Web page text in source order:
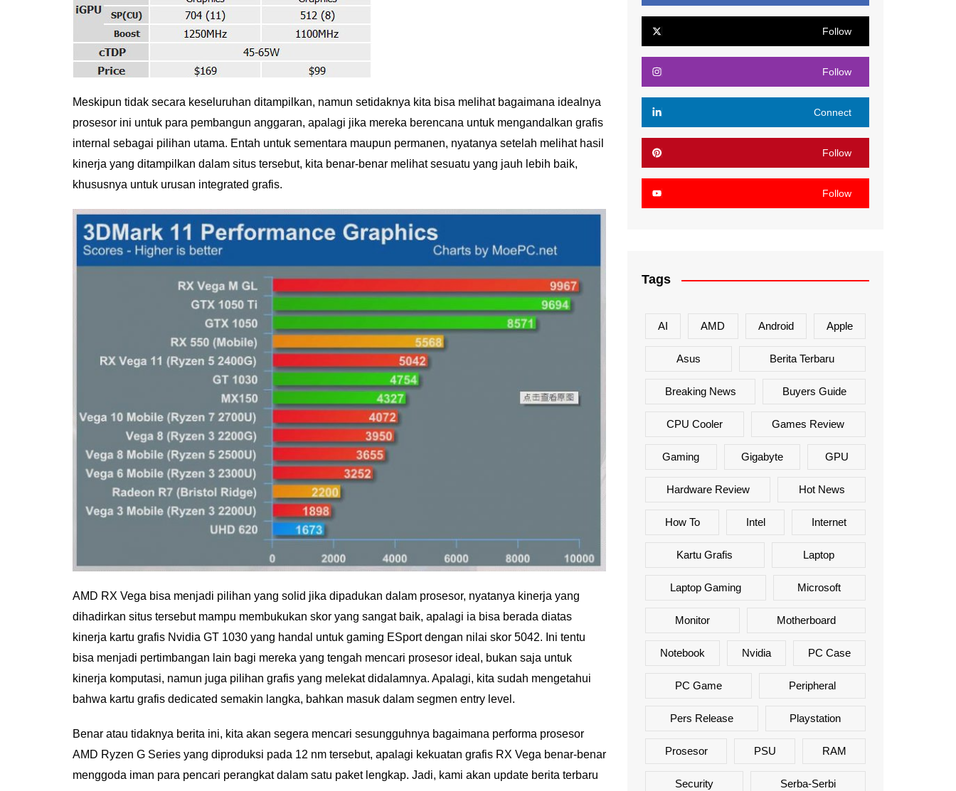
Meskipun tidak secara keseluruhan ditampilkan, namun setidaknya kita bisa melihat bagaimana idealnya
prosesor ini untuk para pembangun anggaran, apalagi jika mereka berencana untuk mengandalkan grafis
internal sebagai pilihan utama. Entah untuk sementara maupun permanen, nyatanya setelah melihat hasil
kinerja yang ditampilkan dalam situs tersebut, kita benar-benar melihat sesuatu yang jauh lebih baik,
khususnya untuk urusan integrated grafis.
AMD RX Vega bisa menjadi pilihan yang solid jika dipadukan dalam prosesor, nyatanya kinerja yang
dihadirkan situs tersebut mampu membukukan skor yang sangat baik, apalagi ia bisa berada diatas
kinerja kartu grafis Nvidia GT 1030 yang handal untuk gaming ESport dengan nilai skor 5042. Ini tentu
bisa menjadi pertimbangan lain bagi mereka yang tengah mencari prosesor ideal, bukan saja untuk
kinerja komputasi, namun juga pilihan grafis yang melekat didalamnya. Apalagi, kita sudah mengetahui
bahwa kartu grafis dedicated semakin langka, bahkan masuk dalam segmen entry level.
Benar atau tidaknya berita ini, kita akan segera mencari sesungguhnya bagaimana performa prosesor
AMD Ryzen G Series yang diproduksi pada 12 nm tersebut, apalagi kekuatan grafis RX Vega benar-benar
menggoda iman para pencari perangkat dalam satu paket lengkap. Jadi, kami akan update berita terbaru
Follow
Follow
Connect
Follow
Follow
Tags
AI AMD Android Apple
Asus Berita Terbaru
Breaking News Buyers Guide
CPU Cooler Games Review
Gaming Gigabyte GPU
Hardware Review Hot News
How To Intel Internet
Kartu Grafis Laptop
Laptop Gaming Microsoft
Monitor Motherboard
Notebook Nvidia PC Case
PC Game Peripheral
Pers Release Playstation
Prosesor PSU RAM
Security Serba-Serbi